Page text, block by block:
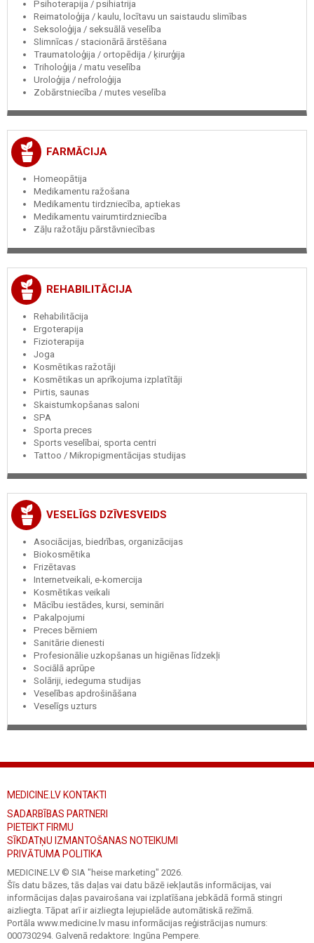
Psihoterapija / psihiatrija
Reimatoloģija / kaulu, locītavu un saistaudu slimības
Seksoloģija / seksuālā veselība
Slimnīcas / stacionārā ārstēšana
Traumatoloģija / ortopēdija / ķirurģija
Triholoģija / matu veselība
Uroloģija / nefroloģija
Zobārstniecība / mutes veselība
FARMĀCIJA
Homeopātija
Medikamentu ražošana
Medikamentu tirdzniecība, aptiekas
Medikamentu vairumtirdzniecība
Zāļu ražotāju pārstāvniecības
REHABILITĀCIJA
Rehabilitācija
Ergoterapija
Fizioterapija
Joga
Kosmētikas ražotāji
Kosmētikas un aprīkojuma izplatītāji
Pirtis, saunas
Skaistumkopšanas saloni
SPA
Sporta preces
Sports veselībai, sporta centri
Tattoo / Mikropigmentācijas studijas
VESELĪGS DZĪVESVEIDS
Asociācijas, biedrības, organizācijas
Biokosmētika
Frizētavas
Internetveikali, e-komercija
Kosmētikas veikali
Mācību iestādes, kursi, semināri
Pakalpojumi
Preces bērniem
Sanitārie dienesti
Profesionālie uzkopšanas un higiēnas līdzekļi
Sociālā aprūpe
Solāriji, iedeguma studijas
Veselības apdrošināšana
Veselīgs uzturs
MEDICINE.LV KONTAKTI
SADARBĪBAS PARTNERI
PIETEIKT FIRMU
SĪKDATŅU IZMANTOŠANAS NOTEIKUMI
PRIVĀTUMA POLITIKA
MEDICINE.LV © SIA "heise marketing" 2026.
Šīs datu bāzes, tās daļas vai datu bāzē iekļautās informācijas, vai
informācijas daļas pavairošana vai izplatīšana jebkādā formā stingri
aizliegta. Tāpat arī ir aizliegta lejupielāde automātiskā režīmā.
Portāla www.medicine.lv masu informācijas reģistrācijas numurs:
000730294. Galvenā redaktore: Ingūna Pempere.